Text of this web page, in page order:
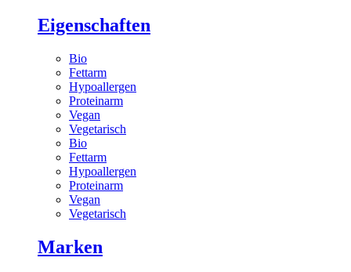
Eigenschaften
Bio
Fettarm
Hypoallergen
Proteinarm
Vegan
Vegetarisch
Bio
Fettarm
Hypoallergen
Proteinarm
Vegan
Vegetarisch
Marken